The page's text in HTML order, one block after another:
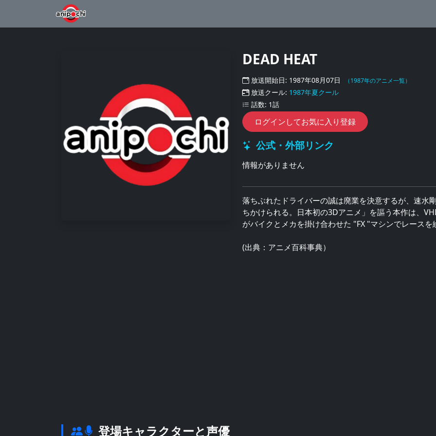
DEAD HEAT
放送開始日: 1987年08月07日 （1987年のアニメ一覧）
放送クール: 1987年夏クール
話数: 1話
ログインしてお気に入り登録
公式・外部リンク
情報がありません
落ちぶれたドライバーの誠は廃業を決意するが、速水
ちかけられる。日本初の3Dアニメ」を謳う本作は、
がバイクとメカを掛け合わせた "FX "マシンでレースを
(出典：アニメ百科事典）
登場キャラクターと声優